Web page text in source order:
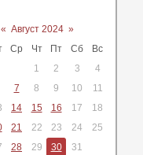
« Август 2024 »
Ср Чт Пт Сб
Вс
1
2 3
4
7 8 9 10
11
14 15 16 17
18
21 22 23 24
25
28 29 30 31